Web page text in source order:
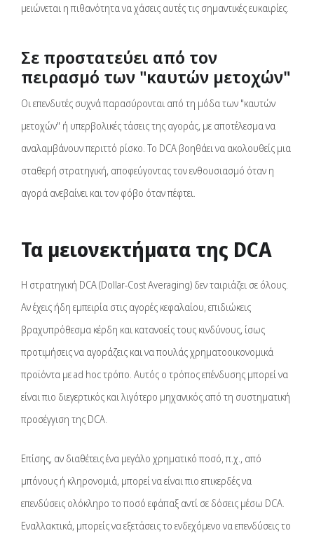
μειώνεται η πιθανότητα να χάσεις αυτές τις σημαντικές ευκαιρίες.
Σε προστατεύει από τον
πειρασμό των "καυτών μετοχών"
Οι επενδυτές συχνά παρασύρονται από τη μόδα των "καυτών
μετοχών" ή υπερβολικές τάσεις της αγοράς, με αποτέλεσμα να
αναλαμβάνουν περιττό ρίσκο. Το DCA βοηθάει να ακολουθείς μια
σταθερή στρατηγική, αποφεύγοντας τον ενθουσιασμό όταν η
αγορά ανεβαίνει και τον φόβο όταν πέφτει.
Τα μειονεκτήματα της DCA
Η στρατηγική DCA (Dollar-Cost Averaging) δεν ταιριάζει σε όλους.
Αν έχεις ήδη εμπειρία στις αγορές κεφαλαίου, επιδιώκεις
βραχυπρόθεσμα κέρδη και κατανοείς τους κινδύνους, ίσως
προτιμήσεις να αγοράζεις και να πουλάς χρηματοοικονομικά
προϊόντα με ad hoc τρόπο. Αυτός ο τρόπος επένδυσης μπορεί να
είναι πιο διεγερτικός και λιγότερο μηχανικός από τη συστηματική
προσέγγιση της DCA.
Επίσης, αν διαθέτεις ένα μεγάλο χρηματικό ποσό, π.χ., από
μπόνους ή κληρονομιά, μπορεί να είναι πιο επικερδές να
επενδύσεις ολόκληρο το ποσό εφάπαξ αντί σε δόσεις μέσω DCA.
Εναλλακτικά, μπορείς να εξετάσεις το ενδεχόμενο να επενδύσεις το